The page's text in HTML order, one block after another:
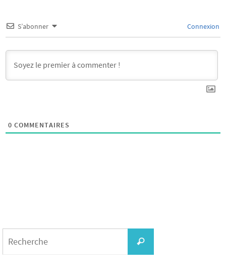
S’abonner Connexion
0 COMMENTAIRES
Recherche